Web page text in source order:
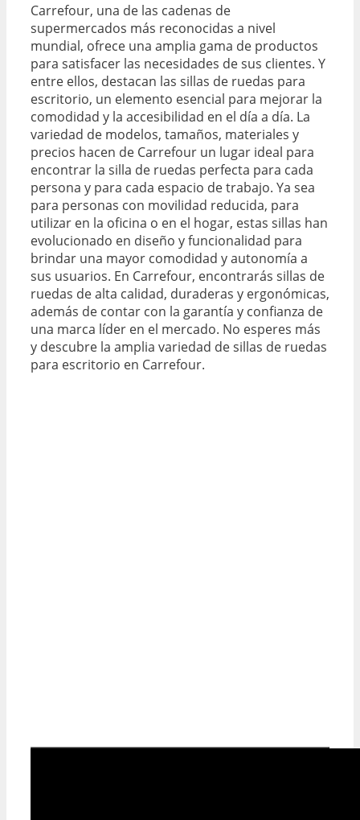
Carrefour, una de las cadenas de
supermercados más reconocidas a nivel
mundial, ofrece una amplia gama de productos
para satisfacer las necesidades de sus clientes. Y
entre ellos, destacan las sillas de ruedas para
escritorio, un elemento esencial para mejorar la
comodidad y la accesibilidad en el día a día. La
variedad de modelos, tamaños, materiales y
precios hacen de Carrefour un lugar ideal para
encontrar la silla de ruedas perfecta para cada
persona y para cada espacio de trabajo. Ya sea
para personas con movilidad reducida, para
utilizar en la oficina o en el hogar, estas sillas han
evolucionado en diseño y funcionalidad para
brindar una mayor comodidad y autonomía a
sus usuarios. En Carrefour, encontrarás sillas de
ruedas de alta calidad, duraderas y ergonómicas,
además de contar con la garantía y confianza de
una marca líder en el mercado. No esperes más
y descubre la amplia variedad de sillas de ruedas
para escritorio en Carrefour.